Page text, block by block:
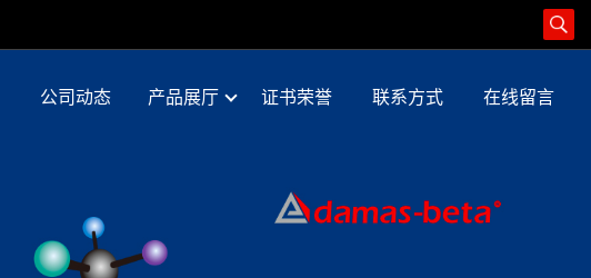
公司动态 产品展厅 证书荣誉 联系方式 在线留言